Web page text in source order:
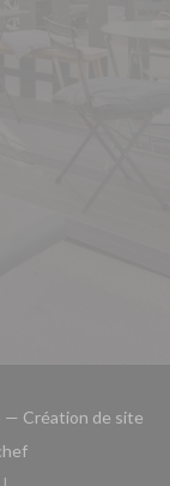
— Création de site
((ouvre une